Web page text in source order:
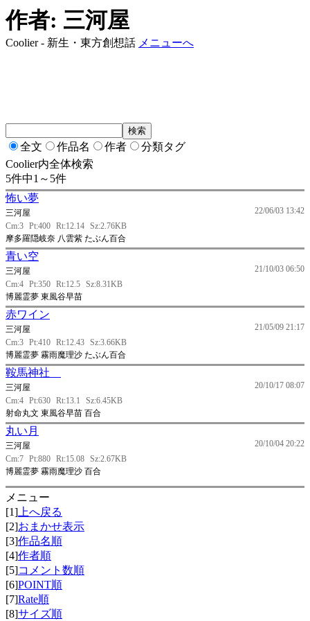
作者: 三河屋
Coolier - 新生・東方創想話 メニューへ
全文 作品名 作者
分類タグ
Coolier内全体検索
5件中1～5件
怖い夢
22/06/03 13:42
三河屋
Cm:3 Pt:400 Rt:12.14 Sz:2.76KB
摩多羅隠岐奈 八雲紫 たぶん百合
青い空
21/10/03 06:50
三河屋
Cm:4 Pt:350 Rt:12.5 Sz:8.31KB
博麗霊夢 東風谷早苗
赤ワイン
21/05/09 21:17
三河屋
Cm:3 Pt:410 Rt:12.43 Sz:3.66KB
博麗霊夢 霧雨魔理沙 たぶん百合
鞍馬神社
20/10/17 08:07
三河屋
Cm:4 Pt:630 Rt:13.1
Sz:6.45KB
射命丸文 東風谷早苗 百合
丸い月
20/10/04 20:22
三河屋
Cm:7 Pt:880 Rt:15.08 Sz:2.67KB
博麗霊夢 霧雨魔理沙 百合
メニュー
[1] 上へ戻る
[2]おまかせ表示
[3]作品名順
[4]作者順
[5]コメント数順
[6]POINT順
[7]Rate順
[8]サイズ順